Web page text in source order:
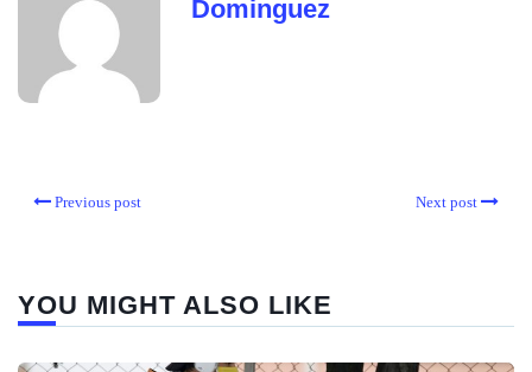
Dominguez
Previous post Next post
YOU MIGHT ALSO LIKE